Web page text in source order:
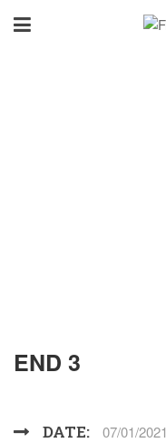
END 3
DATE: 07/01/2021